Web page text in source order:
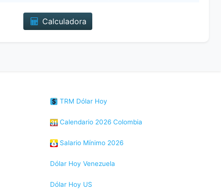
Calculadora
TRM Dólar Hoy
Calendario 2026 Colombia
Salario Mínimo 2026
Dólar Hoy Venezuela
Dólar Hoy US